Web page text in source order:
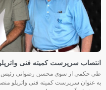
انتصاب سرپرست کمیته فنی
طی حکمی از سوی محسن رضوانی رئیس
به عنوان سرپرست کمیته فنی واترپلو